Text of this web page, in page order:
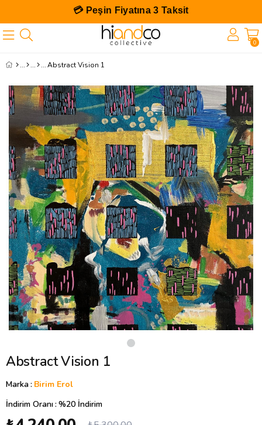
0
Abstract Vision 1
Abstract Vision 1
Marka: Birim Erol
İndirim Oranı: %20 İndirim